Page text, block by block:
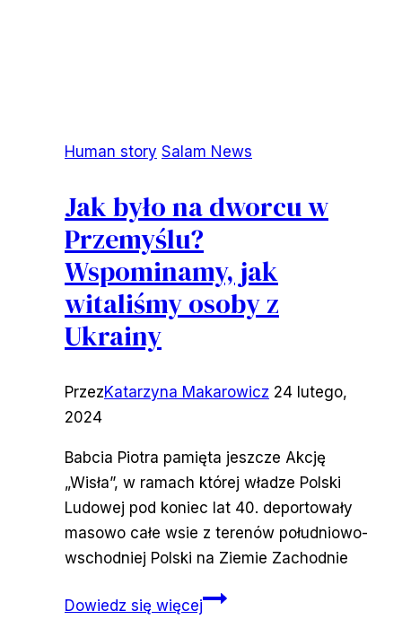
Human story Salam News
Jak było na dworcu w
Przemyślu?
Wspominamy, jak
witaliśmy osoby z
Ukrainy
PrzezKatarzyna Makarowicz 24 lutego,
2024
Babcia Piotra pamięta jeszcze Akcję
„Wisła”, w ramach której władze Polski
Ludowej pod koniec lat 40. deportowały
masowo całe wsie z terenów południowo-
wschodniej Polski na Ziemie Zachodnie
Dowiedz się więcejJak